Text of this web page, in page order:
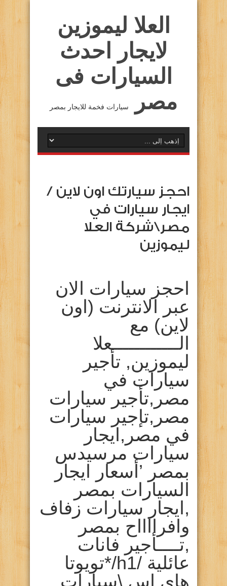
العلا ليموزين
لايجار احدث
السيارات فى
مصر
سيارات فخمة للايجار بمصر
احجز سيارتك اون لاين /
ايجار سيارات في
مصر\شركة العلا
ليموزين
احجز سيارات الان
عبر الانترنت (اون
لاين) مع
الــــــــــــعلا
ليموزين, تأجير
سيارات في
مصر,تأجير سيارات
مصر,تإجير سيارات
في مصر,ايجار
سيارات مرسيدس
بمصر ’أسعار ايجار
السيارات بمصر
,ايجار سيارات زفاف
وافرااااح بمصر
,تــــأجير فانات
عائلية /h1/*تويوتا
هاي اس \سيارات